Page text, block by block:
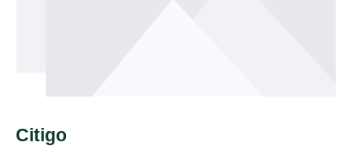
Citigo